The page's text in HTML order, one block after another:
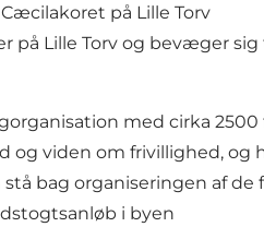
på Lille Torv
på Lille Torv og bevæger
med cirka
og viden om frivillighed,
bag organiseringen af
i byen